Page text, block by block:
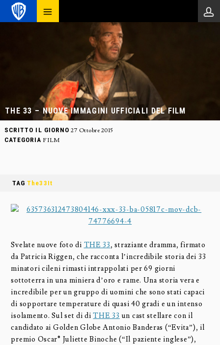
THE 33 – NUOVE IMMAGINI UFFICIALI DEL FILM
SCRITTO IL GIORNO 27 Ottobre 2015
CATEGORIA FILM
TAGThe33It
Svelate nuove foto di THE 33, straziante dramma, firmato
da Patricia Riggen, che racconta l’incredibile storia dei 33
minatori cileni rimasti intrappolati per 69 giorni
sottoterra in una miniera d’oro e rame. Una storia vera e
incredibile per un gruppo di uomini che sono stati capaci
di sopportare temperature di quasi 40 gradi e un intenso
isolamento. Sul set di diTHE 33 un cast stellare con il
candidato ai Golden Globe Antonio Banderas (“Evita”), il
premio Oscar® Juliette Binoche (“Il paziente inglese”),